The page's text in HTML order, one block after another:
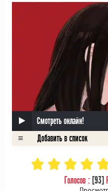
Смотреть онлайн!
Голосов : [93]